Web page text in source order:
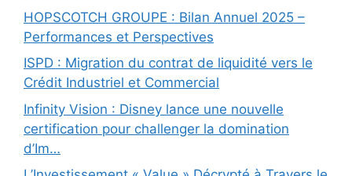
HOPSCOTCH GROUPE : Bilan Annuel 2025 –
Performances et Perspectives
ISPD : Migration du contrat de liquidité vers le
Crédit Industriel et Commercial
Infinity Vision : Disney lance une nouvelle
certification pour challenger la domination
d’Im…